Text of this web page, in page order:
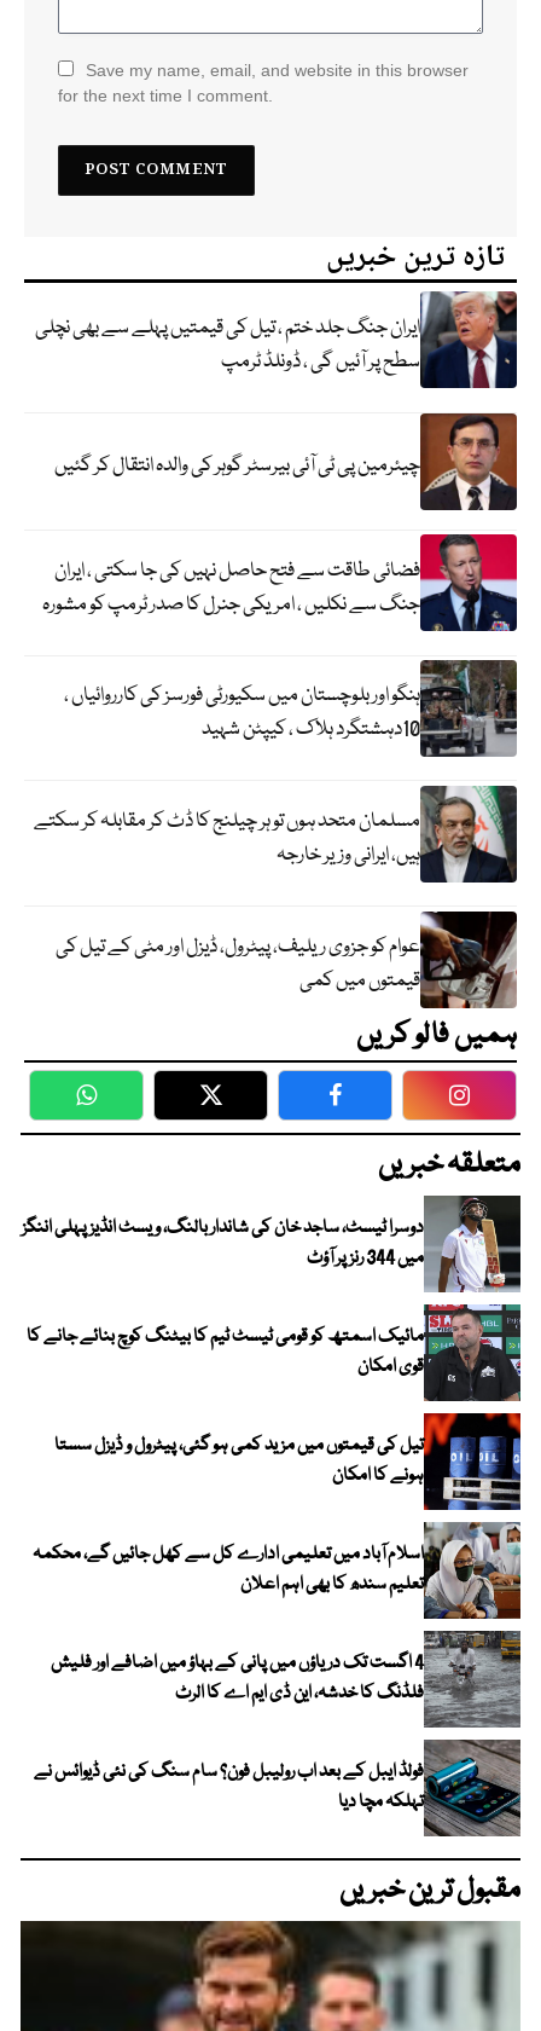
Save my name, email, and website in this browser
for the next time I comment.
تازہ ترین خبریں
ایران جنگ جلد ختم ، تیل کی قیمتیں پہلے سے بھی نچلی
سطح پر آئیں گی ، ڈونلڈ ٹرمپ
چیئرمین پی ٹی آئی بیرسٹر گوہر کی والدہ انتقال کر گئیں
فضائی طاقت سے فتح حاصل نہیں کی جا سکتی ، ایران
جنگ سے نکلیں ، امریکی جنرل کا صدر ٹرمپ کو مشورہ
ہنگو اور بلوچستان میں سکیورٹی فورسز کی کارروائیاں ،
10دہشتگرد ہلاک ، کیپٹن شہید
مسلمان متحد ہوں تو ہر چیلنج کا ڈٹ کر مقابلہ کر سکتے
ہیں، ایرانی وزیر خارجہ
عوام کو جزوی ریلیف، پیٹرول، ڈیزل اور مٹی کے تیل کی
قیمتوں میں کمی
ہمیں فالو کریں
WhatsApp Twitter Facebook
متعلقہ خبریں
دوسرا ٹیسٹ، ساجد خان کی شاندار بالنگ، ویسٹ انڈیز پہلی اننگز
میں 344 رنز پر آؤٹ
مائیک اسمتھ کو قومی ٹیسٹ ٹیم کا بیٹنگ کوچ بنائے جانے کا
قوی امکان
تیل کی قیمتوں میں مزید کمی ہو گئی، پیٹرول و ڈیزل سستا
ہونے کا امکان
اسلام آباد میں تعلیمی ادارے کل سے کھل جائیں گے، محکمہ
تعلیم سندھ کا بھی اہم اعلان
4 اگست تک دریاؤں میں پانی کے بہاؤ میں اضافے اور فلیش
فلڈنگ کا خدشہ، این ڈی ایم اے کا الرٹ
فولڈ ایبل کے بعد اب رولیبل فون؟ سام سنگ کی نئی ڈیوائس نے
تہلکہ مچا دیا
مقبول ترین خبریں